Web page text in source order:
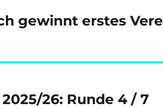
gewinnt erstes
26: Runde 4 / 7